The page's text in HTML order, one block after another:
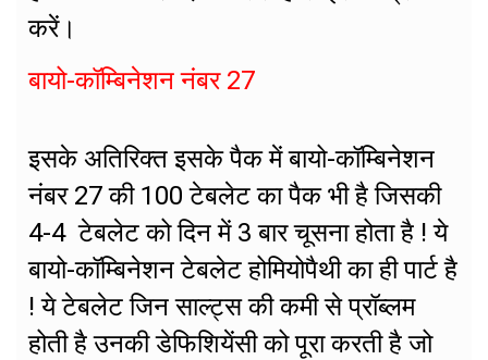
करें।
बायो-कॉम्बिनेशन नंबर 27
इसके अतिरिक्त इसके पैक में बायो-कॉम्बिनेशन
नंबर 27 की 100 टेबलेट का पैक भी है जिसकी
4-4 टेबलेट को दिन में 3 बार चूसना होता है ! ये
बायो-कॉम्बिनेशन टेबलेट होमियोपैथी का ही पार्ट है
! ये टेबलेट जिन साल्ट्स की कमी से प्रॉब्लम
होती है उनकी डेफिशियेंसी को पूरा करती है जो